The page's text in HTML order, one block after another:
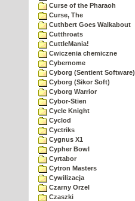
Curse of the Pharaoh
Curse, The
Cuthbert Goes Walkabout
Cutthroats
CuttleMania!
Cwiczenia chemiczne
Cybernome
Cyborg (Sentient Software)
Cyborg (Sikor Soft)
Cyborg Warrior
Cybor-Stien
Cycle Knight
Cyclod
Cyctriks
Cygnus X1
Cypher Bowl
Cyrtabor
Cytron Masters
Cywilizacja
Czarny Orzel
Czaszki